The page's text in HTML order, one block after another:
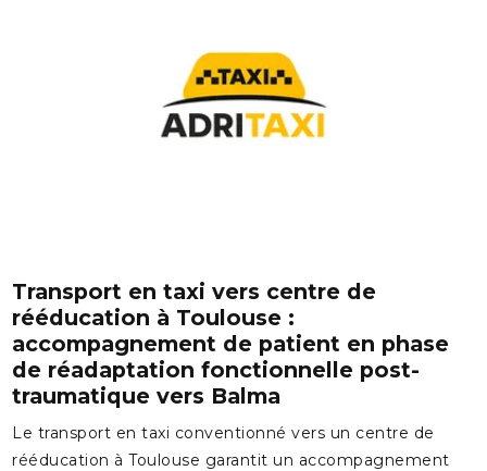
Transport en taxi vers centre de
rééducation à Toulouse :
accompagnement de patient en phase
de réadaptation fonctionnelle post-
traumatique vers Balma
Le transport en taxi conventionné vers un centre de
rééducation à Toulouse garantit un accompagnement